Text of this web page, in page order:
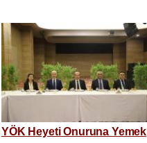
YÖK Heyeti Onuruna Yemek